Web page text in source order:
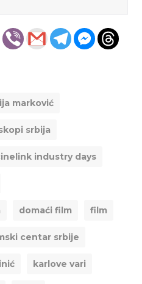
marković
srbija
industry days
domaći film film
centar srbije
karlove vari